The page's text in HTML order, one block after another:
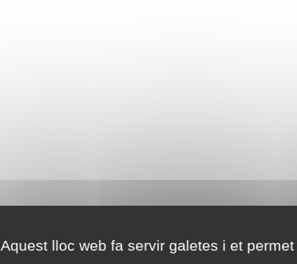
Aquest lloc web fa servir galetes i et